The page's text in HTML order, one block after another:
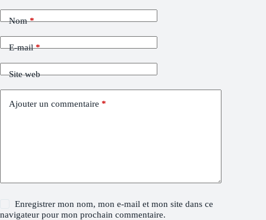
Nom*
E-mail*
Site web
Ajouter un commentaire *
Enregistrer mon nom, mon e-mail et mon site dans ce
navigateur pour mon prochain commentaire.